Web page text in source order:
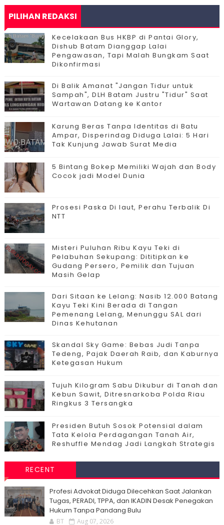
PILIHAN REDAKSI
Kecelakaan Bus HKBP di Pantai Glory,
Dishub Batam Dianggap Lalai
Pengawasan, Tapi Malah Bungkam Saat
Dikonfirmasi
Di Balik Amanat "Jangan Tidur untuk
Sampah", DLH Batam Justru "Tidur" Saat
Wartawan Datang ke Kantor
Karung Beras Tanpa Identitas di Batu
Ampar, Disperindag Diduga Lalai: 5 Hari
Tak Kunjung Jawab Surat Media
5 Bintang Bokep Memiliki Wajah dan Body
Cocok jadi Model Dunia
Prosesi Paska Di laut, Perahu Terbalik Di
NTT
Misteri Puluhan Ribu Kayu Teki di
Pelabuhan Sekupang: Dititipkan ke
Gudang Persero, Pemilik dan Tujuan
Masih Gelap
Dari Sitaan ke Lelang: Nasib 12.000 Batang
Kayu Teki Kini Berada di Tangan
Pemenang Lelang, Menunggu SAL dari
Dinas Kehutanan
Skandal Sky Game: Bebas Judi Tanpa
Tedeng, Pajak Daerah Raib, dan Kaburnya
Ketegasan Hukum
Tujuh Kilogram Sabu Dikubur di Tanah dan
Kebun Sawit, Ditresnarkoba Polda Riau
Ringkus 3 Tersangka
Presiden Butuh Sosok Potensial dalam
Tata Kelola Perdagangan Tanah Air,
Reshuffle Mendag Jadi Langkah Strategis
RECENT
Profesi Advokat Diduga Dilecehkan Saat Jalankan
Tugas, PERADI, TPPA, dan IKADIN Desak Penegakan
Hukum Tanpa Pandang Bulu
BT Aug 07, 2026